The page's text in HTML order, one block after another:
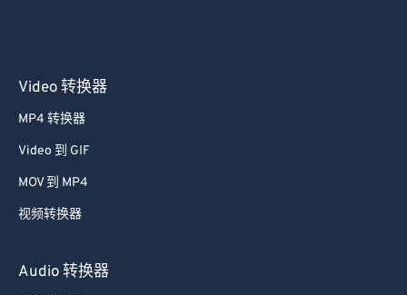
Video 转换器
MP4 转换器
Video 到 GIF
MOV 到 MP4
视频转换器
Audio 转换器